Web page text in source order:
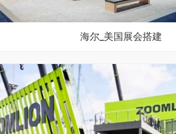
海尔_美国展会搭建